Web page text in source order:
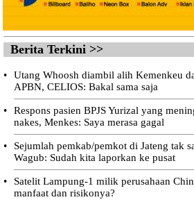
Berita Terkini >>
•
Utang Whoosh diambil alih Kemenkeu
APBN, CELIOS: Bakal sama saja
•
Respons pasien BPJS Yurizal yang
nakes, Menkes: Saya merasa gagal
•
Sejumlah pemkab/pemkot di Jateng tak
Wagub: Sudah kita laporkan ke pusat
•
Satelit Lampung-1 milik perusahaan
manfaat dan risikonya?